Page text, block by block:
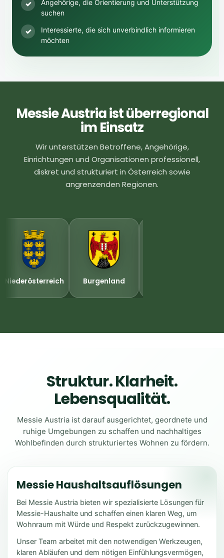
✓
Angehörige, die Orientierung und Unterstützung
suchen
✓
Interessierte, die sich unverbindlich informieren
möchten
Messie Austria ist überregional
im Einsatz
Wir unterstützen Betroffene, Angehörige,
Einrichtungen und Organisationen professionell,
diskret und strukturiert in Österreich sowie
angrenzenden Regionen.
Niederösterreich Burgenland
Struktur. Klarheit.
Lebensqualität.
Messie Austria ist darauf ausgerichtet, geordnete und
ruhige Umgebungen zu schaffen und nachhaltiges
Wohlbefinden durch strukturiertes Wohnen zu fördern.
Messie Haushaltsauflösungen
Bei Messie Austria bieten wir spezialisierte Lösungen für
Messie-Haushalte und schaffen einen klaren Weg, um
Wohnraum mit Würde und Respekt zurückzugewinnen.
Unser Team arbeitet mit den notwendigen Werkzeugen,
klaren Abläufen und dem nötigen Einfühlungsvermögen,